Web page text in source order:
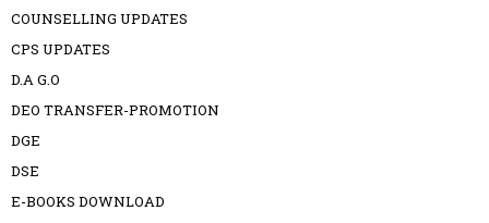
COUNSELLING UPDATES
CPS UPDATES
D.A G.O
DEO TRANSFER-PROMOTION
DGE
DSE
E-BOOKS DOWNLOAD